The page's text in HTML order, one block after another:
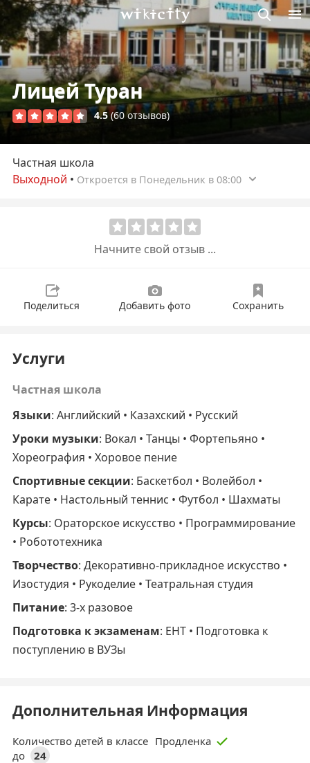
Викисити
Лицей Туран
4.5 (60 отзывов)
Частная школа
Выходной • Откроется в Понедельник в 08:00
Начните свой отзыв ...
Поделиться Добавить фото Сохранить
Услуги
Частная школа
Языки: Английский • Казахский • Русский
Уроки музыки: Вокал • Танцы • Фортепьяно •
Хореография • Хоровое пение
Спортивные секции: Баскетбол • Волейбол •
Карате • Настольный теннис • Футбол • Шахматы
Курсы: Ораторское искусство • Программирование
• Робототехника
Творчество: Декоративно-прикладное искусство •
Изостудия • Рукоделие • Театральная студия
Питание: 3-х разовое
Подготовка к экзаменам: ЕНТ • Подготовка к
поступлению в ВУЗы
Дополнительная Информация
Количество детей в классе
до
24
Продленка